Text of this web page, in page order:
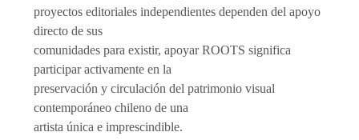
proyectos editoriales independientes dependen del apoyo
directo de sus
comunidades para existir, apoyar ROOTS significa
participar activamente en la
preservación y circulación del patrimonio visual
contemporáneo chileno de una
artista única e imprescindible.